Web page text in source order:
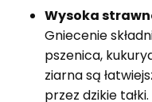
Wysoka
Gniecenie
pszenica,
ziarna są
przez dzikie